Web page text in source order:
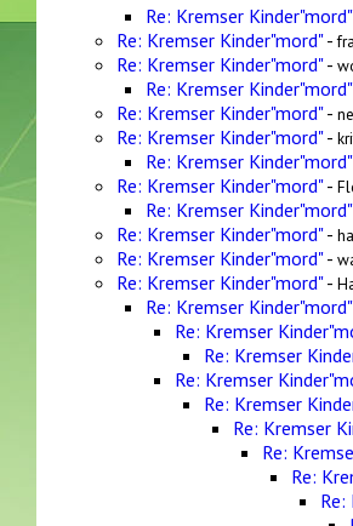
Re: Kremser Kinder"mord"
Re: Kremser Kinder"mord"-
Re: Kremser Kinder"mord"-
Re: Kremser Kinder"mord"
Re: Kremser Kinder"mord"-
Re: Kremser Kinder"mord"-
Re: Kremser Kinder"mord"
Re: Kremser Kinder"mord"-
Re: Kremser Kinder"mord"
Re: Kremser Kinder"mord"-
Re: Kremser Kinder"mord"-
Re: Kremser Kinder"mord"-
Re: Kremser Kinder"mord"
Re: Kremser
Re: Kremser
Re: Kremser
Re: Kremser
Re: Kremser
Re:
Re:
Re: